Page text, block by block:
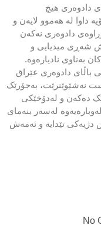
دادوەری هیچ
داوا لە هەموو لایەن و
دادوەری نەکەن
شەڕی میدیایی و
بەناوی نادیارەوە.
باڵای دادوەری عێراق
نەشێوێنرێت، بەجۆرێک
دەکەن و لەدۆخێکی
لەسەر بنەمای
دژیەکی تێدایە و ئەمەش
No